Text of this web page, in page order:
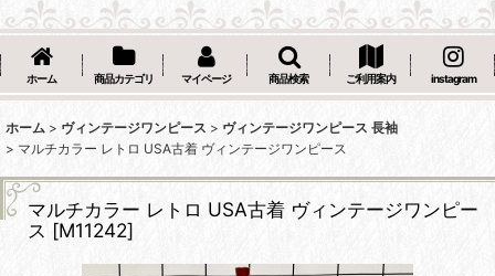
ホーム 商品カテゴリ マイページ 商品検索 ご利用案内 instagram
ホーム > ヴィンテージワンピース > ヴィンテージワンピース 長袖
> マルチカラー レトロ USA古着 ヴィンテージワンピース
マルチカラー レトロ USA古着 ヴィンテージワンピー
ス [M11242]